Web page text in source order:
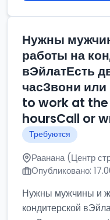
Нужны
работы на
вЭйлатЕсть
часЗвони
to work at
hoursCall or
Требуются
Раанана (Центр
Опубликовано:
Нужны мужчины и
кондитерской